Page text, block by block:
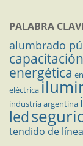
PALABRA
alumbrado
capacitación
energética
eléctrica
industria argentina
led
tendido de